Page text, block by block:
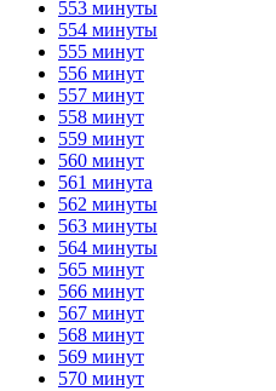
553 минуты
554 минуты
555 минут
556 минут
557 минут
558 минут
559 минут
560 минут
561 минута
562 минуты
563 минуты
564 минуты
565 минут
566 минут
567 минут
568 минут
569 минут
570 минут